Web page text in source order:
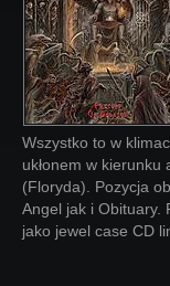
Wszystko to w
ukłonem w
(Floryda). Pozycja
Angel jak i Obituary.
jako jewel case CD